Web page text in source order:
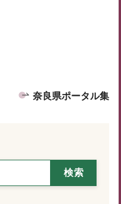
奈良県ポータル集